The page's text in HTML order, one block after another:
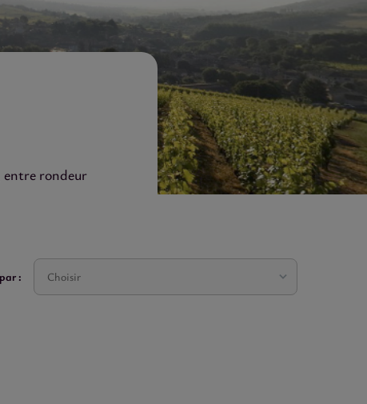
entre rondeur
: Choisir